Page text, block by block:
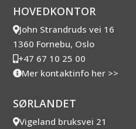
HOVEDKONTOR
John Strandruds vei 16
1360 Fornebu, Oslo
+47 67 10 25 00
Mer kontaktinfo her >>
SØRLANDET
Vigeland bruksvei 21